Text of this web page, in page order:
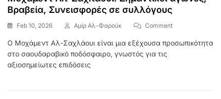
Βραβεία, Συνεισφορές σε συλλόγους
Feb 10, 2026 Αμίρ Αλ-Φαρούκ CommentOn
Αλ-
Συνεισφορές
Ο Μοχάμεντ Αλ-Σαχλάουι είναι μια εξέχουσα προσωπικότητα
στο σαουδαραβικό ποδόσφαιρο, γνωστός για τις
αξιοσημείωτες επιδόσεις